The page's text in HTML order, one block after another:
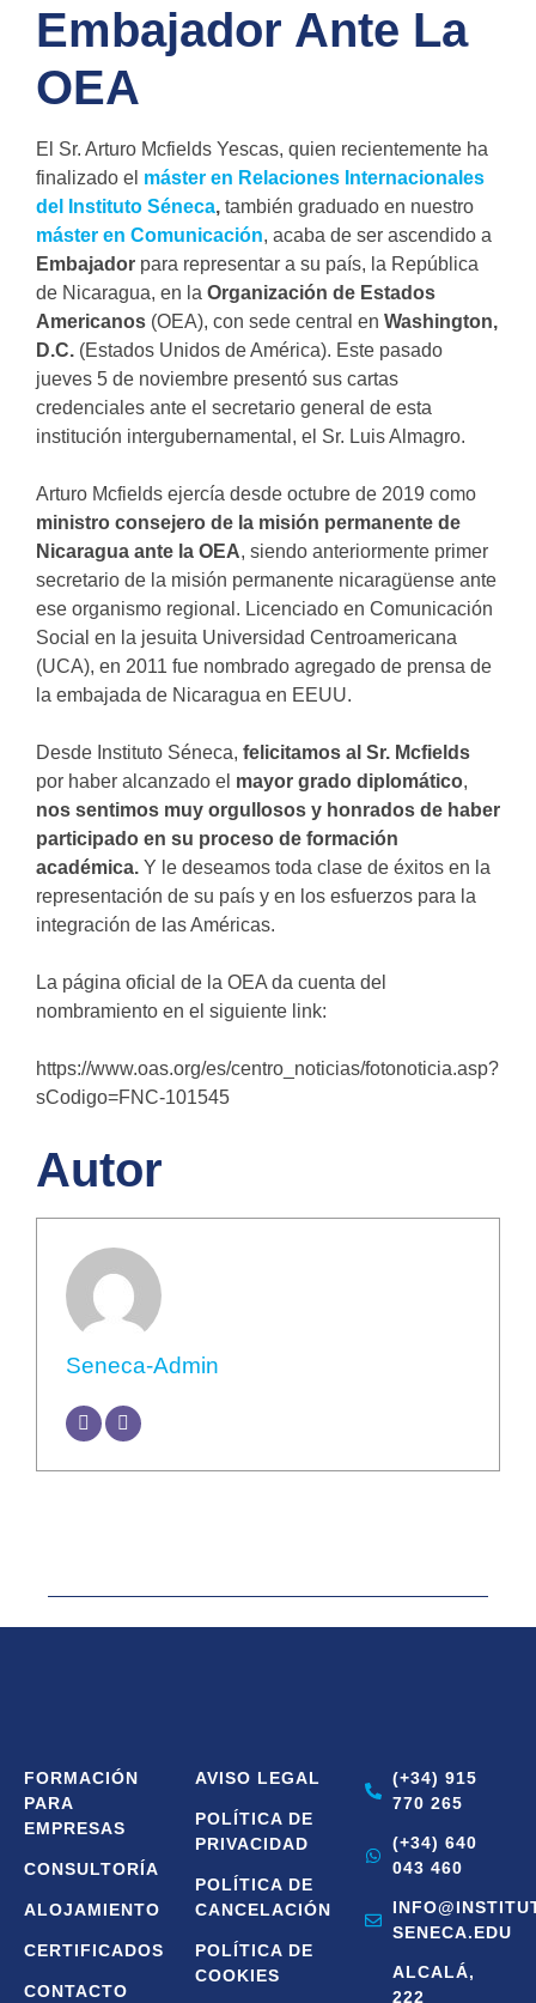
Embajador Ante La
OEA
El Sr. Arturo Mcfields Yescas, quien recientemente ha
finalizado el máster en Relaciones Internacionales
del Instituto Séneca, también graduado en nuestro
máster en Comunicación, acaba de ser ascendido a
Embajador para representar a su país, la República
de Nicaragua, en la Organización de Estados
Americanos (OEA), con sede central en Washington,
D.C. (Estados Unidos de América). Este pasado
jueves 5 de noviembre presentó sus cartas
credenciales ante el secretario general de esta
institución intergubernamental, el Sr. Luis Almagro.
Arturo Mcfields ejercía desde octubre de 2019 como
ministro consejero de la misión permanente de
Nicaragua ante la OEA, siendo anteriormente primer
secretario de la misión permanente nicaragüense ante
ese organismo regional. Licenciado en Comunicación
Social en la jesuita Universidad Centroamericana
(UCA), en 2011 fue nombrado agregado de prensa de
la embajada de Nicaragua en EEUU.
Desde Instituto Séneca, felicitamos al Sr. Mcfields
por haber alcanzado el mayor grado diplomático,
nos sentimos muy orgullosos y honrados de haber
participado en su proceso de formación
académica. Y le deseamos toda clase de éxitos en la
representación de su país y en los esfuerzos para la
integración de las Américas.
La página oficial de la OEA da cuenta del
nombramiento en el siguiente link:
https://www.oas.org/es/centro_noticias/fotonoticia.asp?
sCodigo=FNC-101545
Autor
Seneca-Admin
FORMACIÓN
PARA
EMPRESAS
CONSULTORÍA
ALOJAMIENTO
CERTIFICADOS
CONTACTO
AVISO LEGAL
POLÍTICA DE
PRIVACIDAD
POLÍTICA DE
CANCELACIÓN
POLÍTICA DE
COOKIES
(+34) 915
770 265
(+34) 640
043 460
SENECA.EDU
ALCALÁ,
222